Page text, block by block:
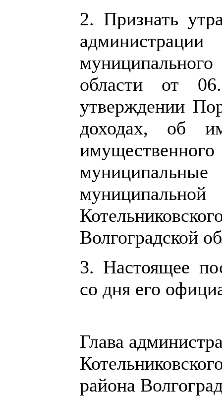
2. Признать
области от
утверждении
доходах, об
Волгоградской
3. Настоящее
со дня его
Глава
района